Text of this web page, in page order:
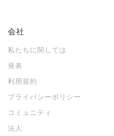
会社
私たちに関しては
発表
利用規約
プライバシーポリシー
コミュニティ
法人